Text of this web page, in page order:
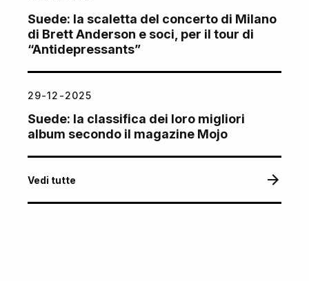
Suede: la scaletta del concerto di Milano
di Brett Anderson e soci, per il tour di
“Antidepressants”
29-12-2025
Suede: la classifica dei loro migliori
album secondo il magazine Mojo
Vedi tutte